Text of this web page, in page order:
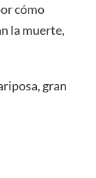
cómo
la muerte,
gran